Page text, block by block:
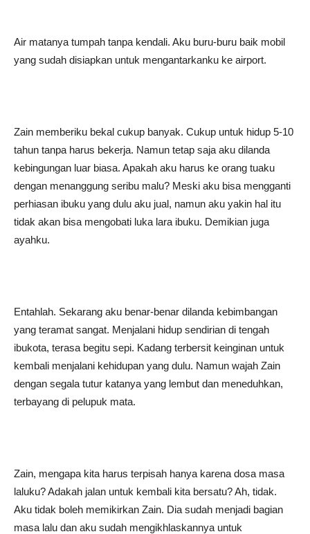
Air matanya tumpah tanpa kendali. Aku buru-buru baik mobil
yang sudah disiapkan untuk mengantarkanku ke airport.
Zain memberiku bekal cukup banyak. Cukup untuk hidup 5-10
tahun tanpa harus bekerja. Namun tetap saja aku dilanda
kebingungan luar biasa. Apakah aku harus ke orang tuaku
dengan menanggung seribu malu? Meski aku bisa mengganti
perhiasan ibuku yang dulu aku jual, namun aku yakin hal itu
tidak akan bisa mengobati luka lara ibuku. Demikian juga
ayahku.
Entahlah. Sekarang aku benar-benar dilanda kebimbangan
yang teramat sangat. Menjalani hidup sendirian di tengah
ibukota, terasa begitu sepi. Kadang terbersit keinginan untuk
kembali menjalani kehidupan yang dulu. Namun wajah Zain
dengan segala tutur katanya yang lembut dan meneduhkan,
terbayang di pelupuk mata.
Zain, mengapa kita harus terpisah hanya karena dosa masa
laluku? Adakah jalan untuk kembali kita bersatu? Ah, tidak.
Aku tidak boleh memikirkan Zain. Dia sudah menjadi bagian
masa lalu dan aku sudah mengikhlaskannya untuk